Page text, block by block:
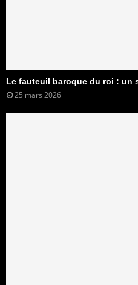
Le fauteuil baroque du roi : un
25 mars 2026